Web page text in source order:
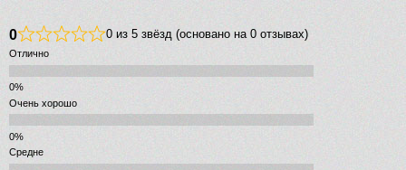
0 0 из 5 звёзд (основано на 0 отзывах)
Отлично
Очень хорошо
Средне